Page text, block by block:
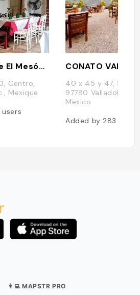
Restaurante El Mesón del Marqués
Centro,
Mexique
users
CONATO
40 x 45 y 47, San
97780 Valladolid,
Mexico
Added by283
👨‍💻 MAPSTR PRO